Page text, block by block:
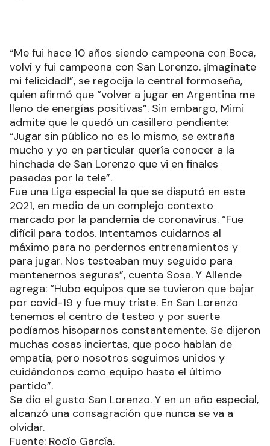
“Me fui hace 10 años siendo campeona con Boca,
volví y fui campeona con San Lorenzo. ¡Imagínate
mi felicidad!”, se regocija la central formoseña,
quien afirmó que “volver a jugar en Argentina me
lleno de energías positivas”. Sin embargo, Mimi
admite que le quedó un casillero pendiente:
“Jugar sin público no es lo mismo, se extraña
mucho y yo en particular quería conocer a la
hinchada de San Lorenzo que vi en finales
pasadas por la tele”.
Fue una Liga especial la que se disputó en este
2021, en medio de un complejo contexto
marcado por la pandemia de coronavirus. “Fue
difícil para todos. Intentamos cuidarnos al
máximo para no perdernos entrenamientos y
para jugar. Nos testeaban muy seguido para
mantenernos seguras”, cuenta Sosa. Y Allende
agrega: “Hubo equipos que se tuvieron que bajar
por covid-19 y fue muy triste. En San Lorenzo
tenemos el centro de testeo y por suerte
podíamos hisoparnos constantemente. Se dijeron
muchas cosas inciertas, que poco hablan de
empatía, pero nosotros seguimos unidos y
cuidándonos como equipo hasta el último
partido”.
Se dio el gusto San Lorenzo. Y en un año especial,
alcanzó una consagración que nunca se va a
olvidar.
Fuente: Rocío García.